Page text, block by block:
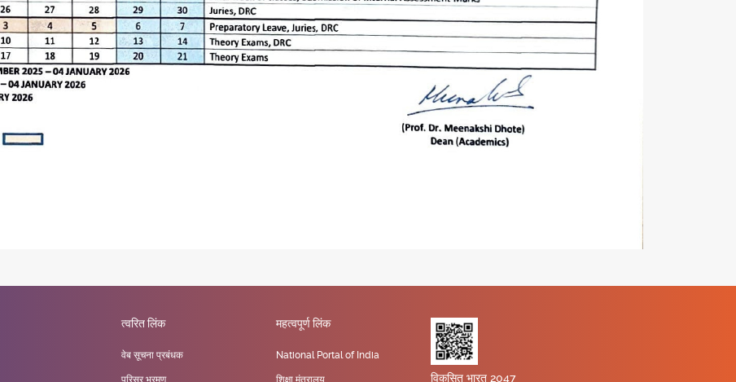
त्वरित लिंक
वेब सूचना प्रबंधक
महत्वपूर्ण लिंक
National Portal of India
विकसित भारत 2047